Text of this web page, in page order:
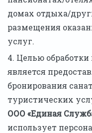
домах отдыха/
размещения
услуг.
4. Целью
является
бронирования
туристических
ООО «Единая
использует